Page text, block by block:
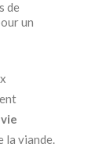
de
un
vie
la viande.